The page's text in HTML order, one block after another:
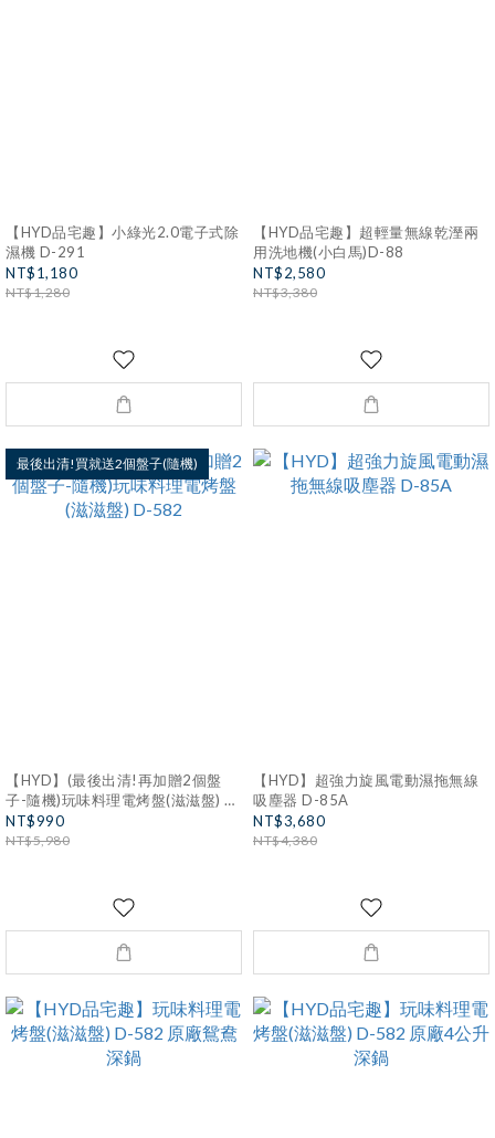
【HYD品宅趣】小綠光2.0電子式除
濕機 D-291
NT$1,180
NT$1,280
【HYD品宅趣】超輕量無線乾溼兩
用洗地機(小白馬)D-88
NT$2,580
NT$3,380
最後出清!買就送2個盤子(隨機)
【HYD】(最後出清!再加贈2個盤
子-隨機)玩味料理電烤盤(滋滋盤) D-
582
NT$990
NT$5,980
【HYD】超強力旋風電動濕拖無線
吸塵器 D-85A
NT$3,680
NT$4,380